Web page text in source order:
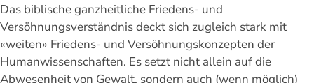
Das biblische ganzheitliche Friedens- und
Versöhnungsverständnis deckt sich zugleich stark mit
«weiten» Friedens- und Versöhnungskonzepten der
Humanwissenschaften. Es setzt nicht allein auf die
Abwesenheit von Gewalt, sondern auch (wenn möglich)